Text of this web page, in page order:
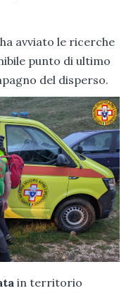
avviato le ricerche
punto di ultimo
del disperso.
in territorio